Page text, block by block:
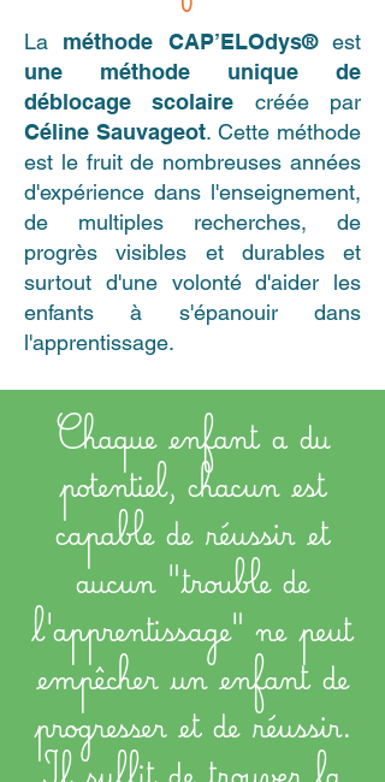
La méthode CAP’ELOdys®est
une méthode unique de
déblocage scolaire créée par
Céline Sauvageot. Cette méthode
est le fruit de nombreuses années
d'expérience dans l'enseignement,
de multiples recherches, de
progrès visibles et durables et
surtout d'une volonté d'aider les
enfants à s'épanouir dans
l'apprentissage.
Chaque enfant a du
potentiel, chacun est
capable de réussir et
aucun "trouble de
l'apprentissage" ne peut
empêcher un enfant de
progresser et de réussir.